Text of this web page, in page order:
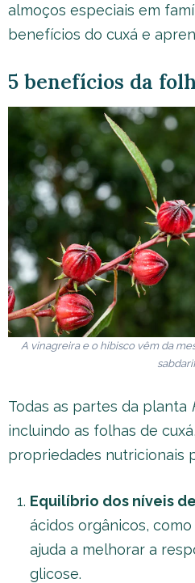
almoços especiais em
benefícios do cuxá e
5 benefícios da
A vinagreira e o hibisco vêm da
Todas as partes da planta
incluindo as folhas de
propriedades nutricionais
Equilíbrio dos níveis
ácidos orgânicos,
ajuda a melhorar a
glicose.